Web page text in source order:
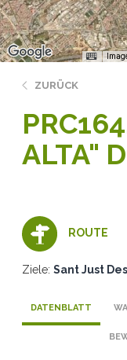
ZURÜCK
ALTA"
ROUTE
Ziele: Sant Just
DATENBLATT